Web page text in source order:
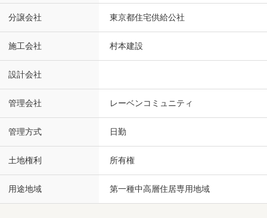
分譲会社 東京都住宅供給公社
施工会社 村本建設
設計会社
管理会社 レーベンコミュニティ
管理方式 日勤
土地権利 所有権
用途地域 第一種中高層住居専用地域